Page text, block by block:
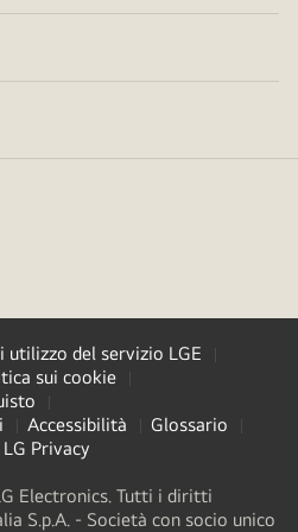
utilizzo del servizio LGE
sui cookie
Accessibilità
Glossario
LG Privacy
Electronics. Tutti i diritti
S.p.A. - Società con socio unico